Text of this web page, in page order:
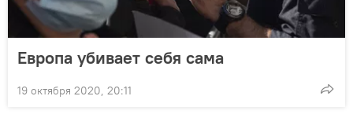
Европа убивает себя сама
19 октября 2020, 20:11